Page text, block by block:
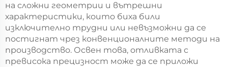
на сложни геометрии и вътрешни
характеристики, които биха били
изключително трудни или невъзможни да се
постигнат чрез конвенционалните методи на
производство. Освен това, отливката с
превисока прецизност може да се приложи